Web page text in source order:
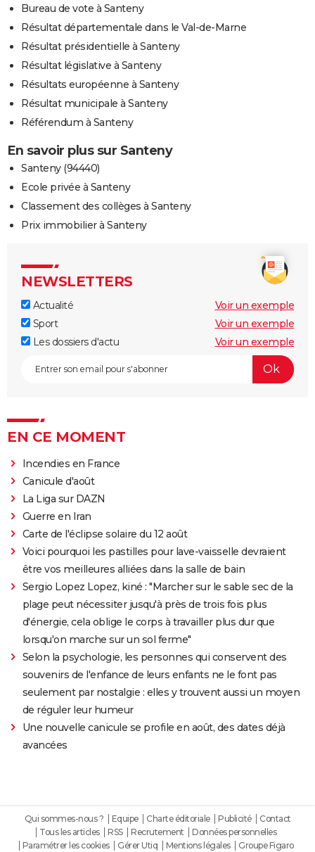
Bureau de vote à Santeny
Résultat départementale dans le Val-de-Marne
Résultat présidentielle à Santeny
Résultat législative à Santeny
Résultats européenne à Santeny
Résultat municipale à Santeny
Référendum à Santeny
En savoir plus sur Santeny
Santeny (94440)
Ecole privée à Santeny
Classement des collèges à Santeny
Prix immobilier à Santeny
NEWSLETTERS
Actualité
Voir un exemple
Sport
Voir un exemple
Les dossiers d'actu
Voir un exemple
EN CE MOMENT
Incendies en France
Canicule d'août
La Liga sur DAZN
Guerre en Iran
Carte de l'éclipse solaire du 12 août
Voici pourquoi les pastilles pour lave-vaisselle devraient
être vos meilleures alliées dans la salle de bain
Sergio Lopez Lopez, kiné : "Marcher sur le sable sec de la
plage peut nécessiter jusqu'à près de trois fois plus
d'énergie, cela oblige le corps à travailler plus dur que
lorsqu'on marche sur un sol ferme"
Selon la psychologie, les personnes qui conservent des
souvenirs de l'enfance de leurs enfants ne le font pas
seulement par nostalgie : elles y trouvent aussi un moyen
de réguler leur humeur
Une nouvelle canicule se profile en août, des dates déjà
avancées
Qui sommes-nous ? Equipe Charte éditoriale Publicité
Contact
Tous les articles
RSS Recrutement
Données personnelles
Paramétrer les cookies
Gérer Utiq Mentions légales
Groupe Figaro